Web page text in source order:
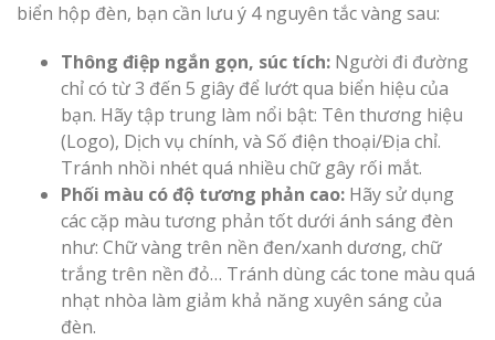
biển hộp đèn, bạn cần lưu ý 4 nguyên tắc vàng sau:
Thông điệp ngắn gọn, súc tích: Người đi đường
chỉ có từ 3 đến 5 giây để lướt qua biển hiệu của
bạn. Hãy tập trung làm nổi bật: Tên thương hiệu
(Logo), Dịch vụ chính, và Số điện thoại/Địa chỉ.
Tránh nhồi nhét quá nhiều chữ gây rối mắt.
Phối màu có độ tương phản cao: Hãy sử dụng
các cặp màu tương phản tốt dưới ánh sáng đèn
như: Chữ vàng trên nền đen/xanh dương, chữ
trắng trên nền đỏ… Tránh dùng các tone màu quá
nhạt nhòa làm giảm khả năng xuyên sáng của
đèn.